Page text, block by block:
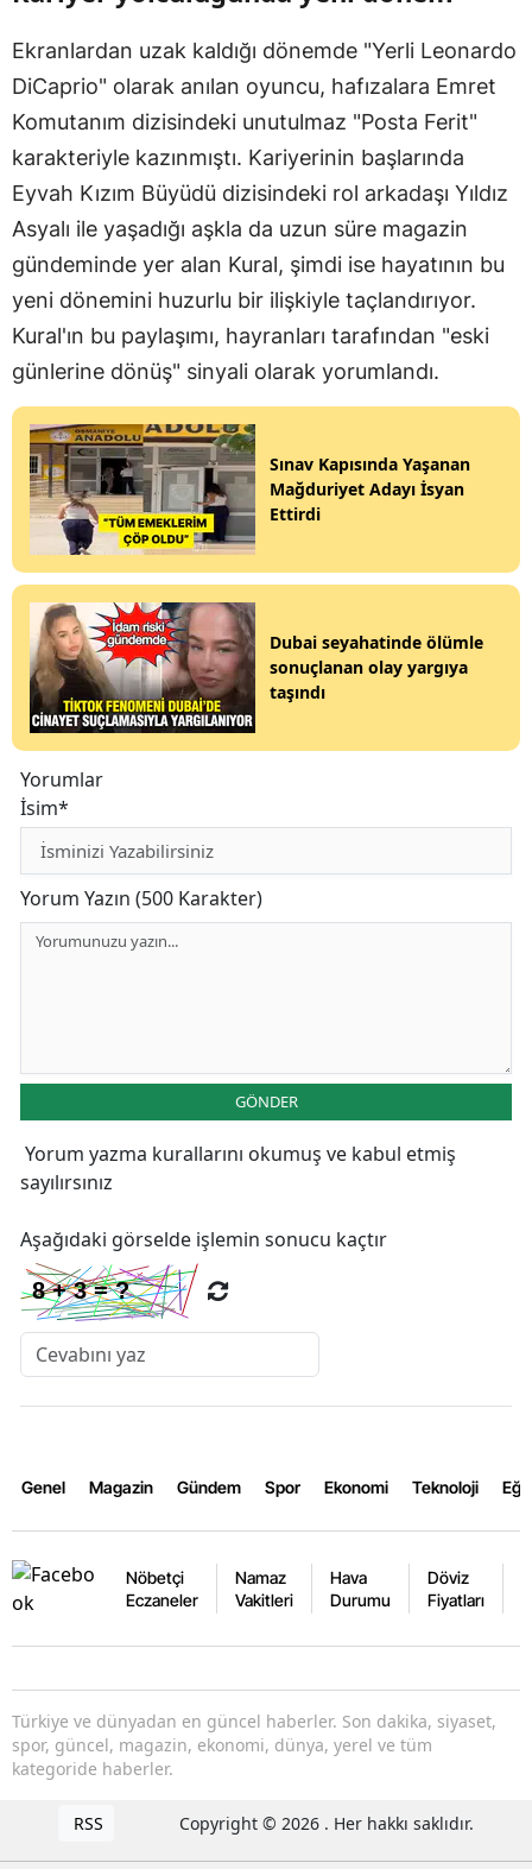
Ekranlardan uzak kaldığı dönemde "Yerli Leonardo
DiCaprio" olarak anılan oyuncu, hafızalara Emret
Komutanım dizisindeki unutulmaz "Posta Ferit"
karakteriyle kazınmıştı. Kariyerinin başlarında
Eyvah Kızım Büyüdü dizisindeki rol arkadaşı Yıldız
Asyalı ile yaşadığı aşkla da uzun süre magazin
gündeminde yer alan Kural, şimdi ise hayatının bu
yeni dönemini huzurlu bir ilişkiyle taçlandırıyor.
Kural'ın bu paylaşımı, hayranları tarafından "eski
günlerine dönüş" sinyali olarak yorumlandı.
Sınav Kapısında Yaşanan
Mağduriyet Adayı İsyan
Ettirdi
Dubai seyahatinde ölümle
sonuçlanan olay yargıya
taşındı
Yorumlar
İsim*
Yorum Yazın (500 Karakter)
GÖNDER
Yorum yazma kurallarını okumuş ve kabul etmiş
sayılırsınız
Aşağıdaki görselde işlemin sonucu kaçtır
Genel Magazin Gündem Spor Ekonomi Teknoloji
Nöbetçi
Eczaneler
Namaz
Vakitleri
Hava
Durumu
Döviz
Fiyatları
Türkiye ve dünyadan en güncel haberler. Son dakika, siyaset,
spor, güncel, magazin, ekonomi, dünya, yerel ve tüm
kategoride haberler.
RSS Copyright © 2026 . Her hakkı saklıdır.